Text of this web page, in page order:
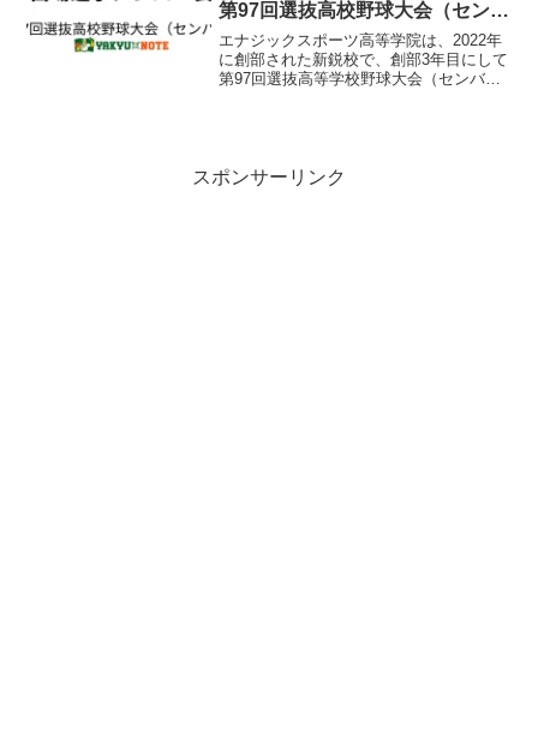
第97回選抜高校野球大会（センバ
ツ）
​エナジックスポーツ高等学院は、2022年
に創部された新鋭校で、創部3年目にして
第97回選抜高等学校野球大会（センバ
スポンサーリンク